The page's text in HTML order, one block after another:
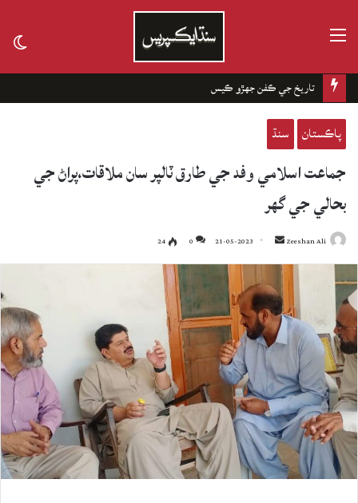
تاريخ جي ڪفن جھڙو ڪيس
پاڪستان سنڌ
جماعت اسلامي وفد جي طارق ٽالپر سان ملاقات،پراڻ جي
بحالي جي گهر
Zeeshan Ali
Send
an
email
21-05-2023
0
24